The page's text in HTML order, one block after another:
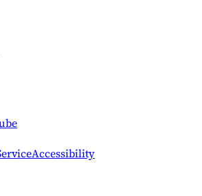
Accessibility